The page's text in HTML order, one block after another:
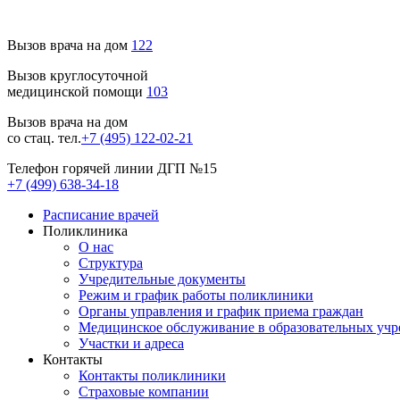
Вызов врача на дом 122
Вызов круглосуточной
медицинской помощи 103
Вызов врача на дом
со стац. тел.+7 (495) 122-02-21
Телефон горячей линии ДГП №15
+7 (499) 638-34-18
Расписание врачей
Поликлиника
О нас
Структура
Учредительные документы
Режим и график работы поликлиники
Органы управления и график приема граждан
Медицинское обслуживание в образовательных
Участки и адреса
Контакты
Контакты поликлиники
Страховые компании